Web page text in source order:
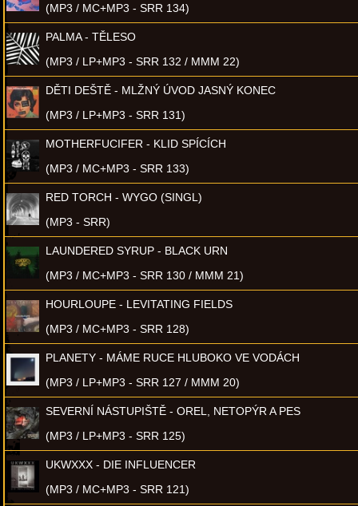
(MP3 / MC+MP3 - SRR 134)
PALMA - TĚLESO
(MP3 / LP+MP3 - SRR 132 / MMM 22)
DĚTI DEŠTĚ - MLŽNÝ ÚVOD JASNÝ KONEC
(MP3 / LP+MP3 - SRR 131)
MOTHERFUCIFER - KLID SPÍCÍCH
(MP3 / MC+MP3 - SRR 133)
RED TORCH - WYGO (SINGL)
(MP3 - SRR)
LAUNDERED SYRUP - BLACK URN
(MP3 / MC+MP3 - SRR 130 / MMM 21)
HOURLOUPE - LEVITATING FIELDS
(MP3 / MC+MP3 - SRR 128)
PLANETY - MÁME RUCE HLUBOKO VE VODÁCH
(MP3 / LP+MP3 - SRR 127 / MMM 20)
SEVERNÍ NÁSTUPIŠTĚ - OREL, NETOPÝR A PES
(MP3 / LP+MP3 - SRR 125)
UKWXXX - DIE INFLUENCER
(MP3 / MC+MP3 - SRR 121)